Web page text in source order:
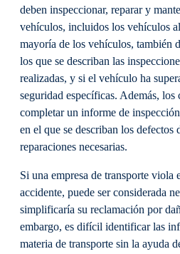
deben inspeccionar, reparar y
vehículos, incluidos los vehículos
mayoría de los vehículos, también
los que se describan las
realizadas, y si el vehículo ha
seguridad específicas. Además, los
completar un informe de
en el que se describan los defectos
reparaciones necesarias.
Si una empresa de transporte viola
accidente, puede ser considerada
simplificaría su reclamación por
embargo, es difícil identificar las
materia de transporte sin la ayuda